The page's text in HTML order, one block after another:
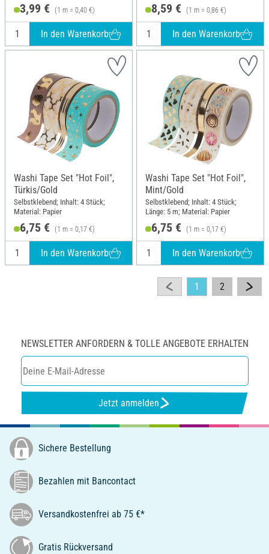
3,99 € (1 m = 0,40 €)
In den Warenkorb
8,59 € (1 m = 0,86 €)
In den Warenkorb
Washi Tape Set "Hot Foil",
Türkis/Gold
Selbstklebend; Inhalt: 4 Stück;
Material: Papier
6,75 € (1 m = 0,17 €)
In den Warenkorb
Washi Tape Set "Hot Foil",
Mint/Gold
Selbstklebend; Inhalt: 4 Stück;
Länge: 5 m; Material: Papier
6,75 € (1 m = 0,17 €)
In den Warenkorb
1 2
NEWSLETTER ANFORDERN & TOLLE ANGEBOTE ERHALTEN
Jetzt anmelden
Sichere Bestellung
Bezahlen mit Bancontact
Versandkostenfrei ab 75 €*
Gratis Rückversand